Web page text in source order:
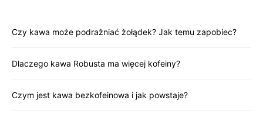
Czy kawa może podrażniać żołądek? Jak temu zapobiec?
Dlaczego kawa Robusta ma więcej kofeiny?
Czym jest kawa bezkofeinowa i jak powstaje?